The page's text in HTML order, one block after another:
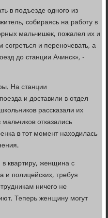
в подъезде одного из
собираясь на работу в
мальчишек, пожалел их и
и переночевать, а
до станции Ачинск», -
На станции
и доставили в отдел
рассказали их
отказались
в тот момент находилась
квартиру, женщина с
и полицейских, требуя
ничего не
Теперь женщину могут